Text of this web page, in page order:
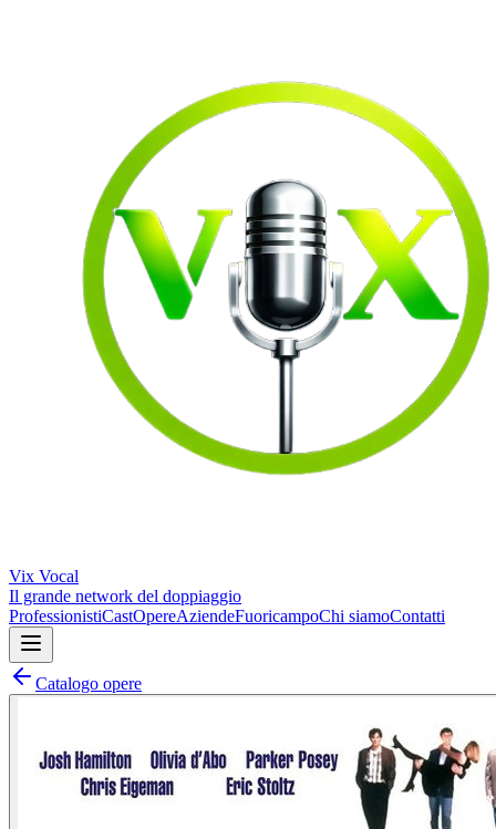
Vix Vocal
Il grande network del doppiaggio
ProfessionistiCastOpereAziendeFuoricampoChi siamoContatti
Catalogo opere